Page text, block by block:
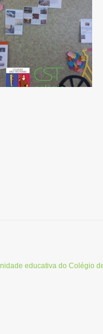
educativa do Colégio